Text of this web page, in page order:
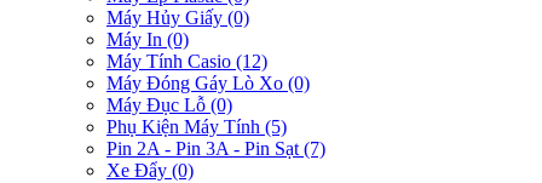
Máy Hủy Giấy (0)
Máy In (0)
Máy Tính Casio (12)
Máy Đóng Gáy Lò Xo (0)
Máy Đục Lỗ (0)
Phụ Kiện Máy Tính (5)
Pin 2A - Pin 3A - Pin Sạt (7)
Xe Đẩy (0)